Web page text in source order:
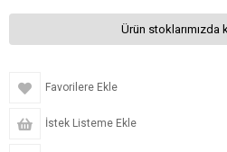
Ürün stoklarımızda
Favorilere Ekle
İstek Listeme Ekle